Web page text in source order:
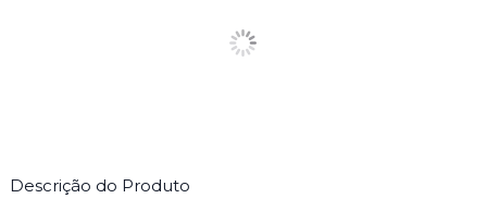
Descrição do Produto